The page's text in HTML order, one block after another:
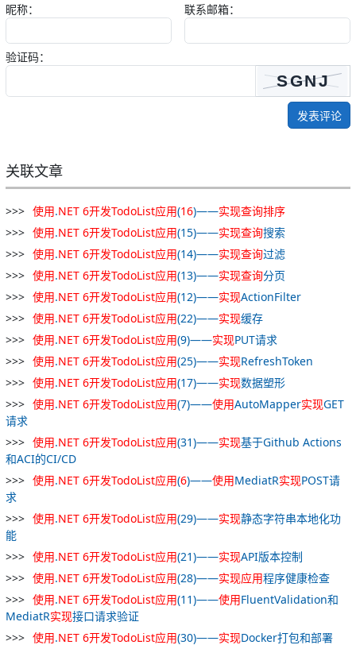
昵称： 联系邮箱：
验证码：
发表评论
关联文章
使用.NET 6开发TodoList应用(16)——实现查询排序
使用.NET 6开发TodoList应用(15)——实现查询搜索
使用.NET 6开发TodoList应用(14)——实现查询过滤
使用.NET 6开发TodoList应用(13)——实现查询分页
使用.NET 6开发TodoList应用(12)——实现ActionFilter
使用.NET 6开发TodoList应用(22)——实现缓存
使用.NET 6开发TodoList应用(9)——实现PUT请求
使用.NET 6开发TodoList应用(25)——实现RefreshToken
使用.NET 6开发TodoList应用(17)——实现数据塑形
使用.NET 6开发TodoList应用(7)——使用AutoMapper实现GET
请求
使用.NET 6开发TodoList应用(31)——实现基于Github Actions
和ACI的CI/CD
使用.NET 6开发TodoList应用(6)——使用MediatR实现POST请
求
使用.NET 6开发TodoList应用(29)——实现静态字符串本地化功
能
使用.NET 6开发TodoList应用(21)——实现API版本控制
使用.NET 6开发TodoList应用(28)——实现应用程序健康检查
使用.NET 6开发TodoList应用(11)——使用FluentValidation和
MediatR实现接口请求验证
使用.NET 6开发TodoList应用(30)——实现Docker打包和部署